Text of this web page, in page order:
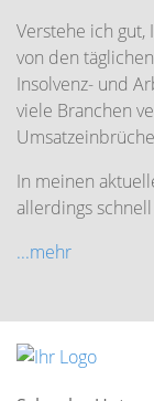
Verstehe ich
von den
Insolvenz- und
viele Branchen
In meinen
allerdings
...mehr